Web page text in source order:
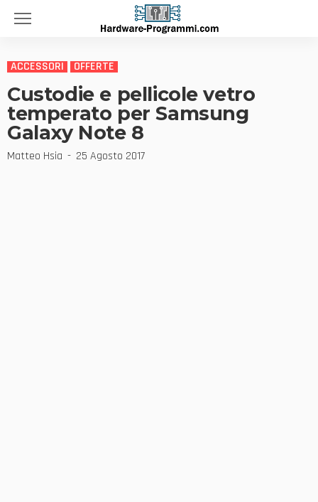
ACCESSORI OFFERTE
Custodie e pellicole vetro
temperato per Samsung
Galaxy Note 8
Matteo Hsia 25 Agosto 2017